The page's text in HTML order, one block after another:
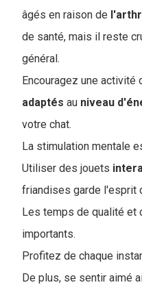
âgés en raison de
de santé, mais il reste
général.
Encouragez une activité
adaptés au niveau
votre chat.
La stimulation mentale
Utiliser des jouets
friandises garde l'esprit
Les temps de qualité et
importants.
Profitez de chaque
De plus, se sentir aimé